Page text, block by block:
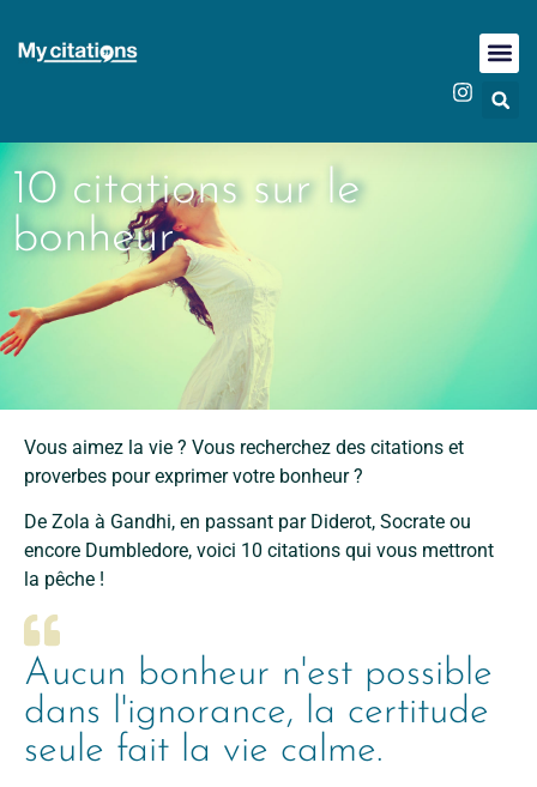
10 citations sur le
bonheur
Vous aimez la vie ? Vous recherchez des citations et
proverbes pour exprimer votre bonheur ?
De Zola à Gandhi, en passant par Diderot, Socrate ou
encore Dumbledore, voici 10 citations qui vous mettront
la pêche !
Aucun bonheur n'est possible
dans l'ignorance, la certitude
seule fait la vie calme.